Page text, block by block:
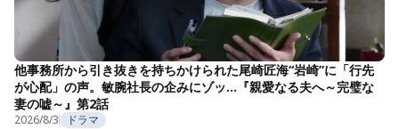
他事務所から引き抜きを持ちかけられた尾崎匠海“岩崎”に「行先
が心配」の声。敏腕社長の企みにゾッ…『親愛なる夫へ～完璧な
妻の嘘～』第2話
2026/8/3 ドラマ